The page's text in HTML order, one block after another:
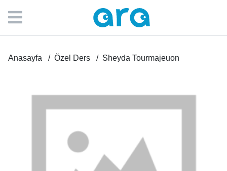
Anasayfa Özel Ders Sheyda Tourmajeuon